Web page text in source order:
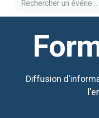
Diffusion